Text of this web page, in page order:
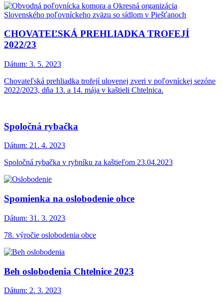
CHOVATEĽSKÁ PREHLIADKA TROFEJÍ
2022/23
Dátum: 3. 5. 2023
Chovateľská prehliadka trofejí ulovenej zveri v poľovníckej sezóne
2022/2023, dňa 13. a 14. mája v kaštieli Chtelnica.
Spoločná rybačka
Dátum: 21. 4. 2023
Spoločná rybačka v rybníku za kaštieľom 23.04.2023
Spomienka na oslobodenie obce
Dátum: 31. 3. 2023
78. výročie oslobodenia obce
Beh oslobodenia Chtelnice 2023
Dátum: 2. 3. 2023